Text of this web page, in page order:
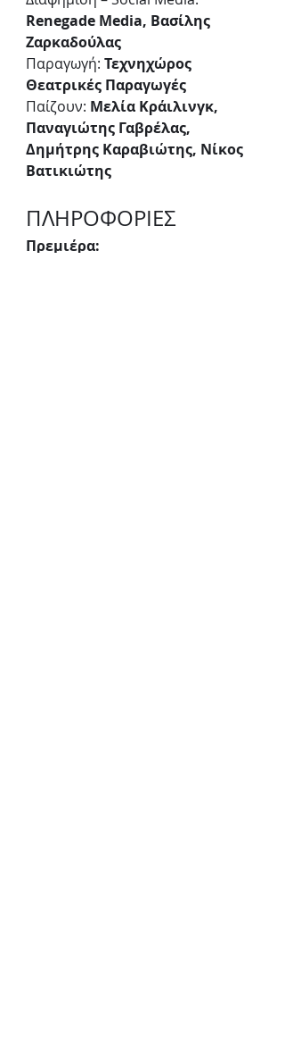
Renegade Media, Βασίλης
Ζαρκαδούλας
Παραγωγή: Τεχνηχώρος
Θεατρικές Παραγωγές
Παίζουν: Μελία Κράιλινγκ,
Παναγιώτης Γαβρέλας,
Δημήτρης Καραβιώτης, Νίκος
Βατικιώτης
ΠΛΗΡΟΦΟΡΙΕΣ
Πρεμιέρα: